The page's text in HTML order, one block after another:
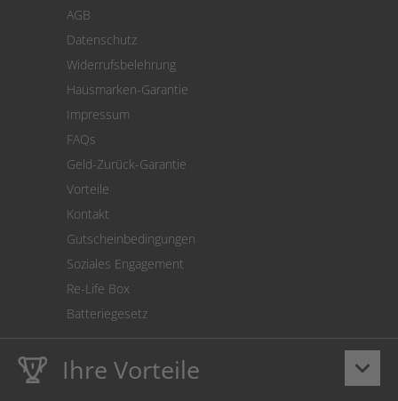
Cookie Einstellungen
AGB
Datenschutz
Widerrufsbelehrung
Hausmarken-Garantie
Impressum
FAQs
Geld-Zurück-Garantie
Vorteile
Kontakt
Gutscheinbedingungen
Soziales Engagement
Re-Life Box
Batteriegesetz
keyboard_arrow_down
Ihre Vorteile